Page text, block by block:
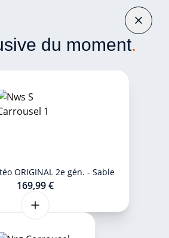
du moment.
ORIGINAL 2e gén. - Sable
169,99 €